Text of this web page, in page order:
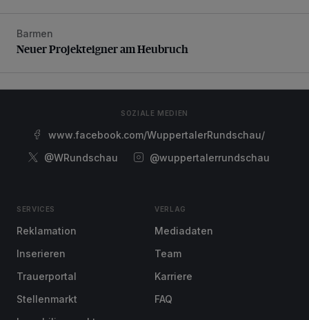
Neuer Projekteigner am Heubruch
Barmen
Neuer Projekteigner am Heubruch
SOZIALE MEDIEN
www.facebook.com/WuppertalerRundschau/
@WRundschau
@wuppertalerrundschau
SERVICES
Reklamation
Inserieren
Trauerportal
Stellenmarkt
VERLAG
Mediadaten
Team
Karriere
FAQ